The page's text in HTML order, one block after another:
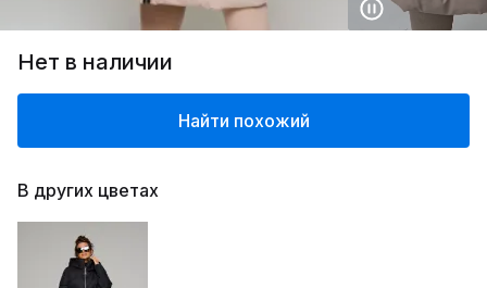
Нет в наличии
Найти похожий
В других цветах